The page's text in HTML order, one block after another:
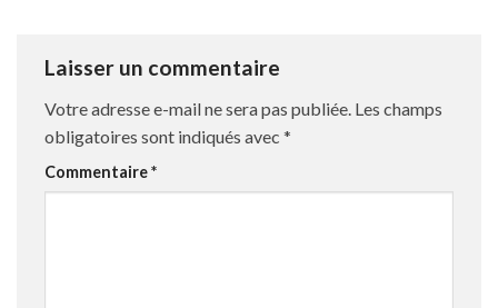
Laisser un commentaire
Votre adresse e-mail ne sera pas publiée. Les champs
obligatoires sont indiqués avec *
Commentaire*